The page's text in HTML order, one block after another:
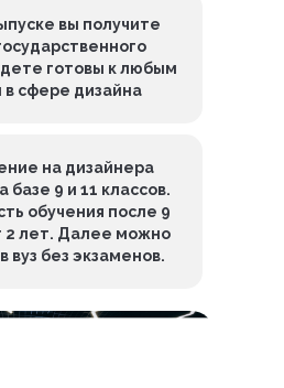
вы получите
готовы к любым
в сфере дизайна
на дизайнера
базе 9 и 11 классов.
обучения после 9
2 лет. Далее можно
вуз без экзаменов.